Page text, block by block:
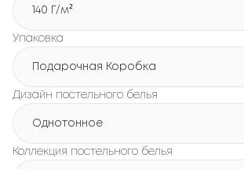
140 Г/м²
Упаковка
Подарочная Коробка
Дизайн постельного белья
Однотонное
Коллекция постельного белья